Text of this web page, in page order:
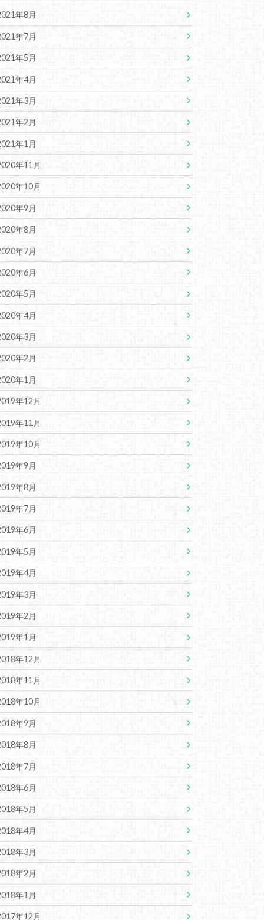
年8月
年7月
年5月
年4月
年3月
年2月
年1月
年11月
年10月
年9月
年8月
年7月
年6月
年5月
年4月
年3月
年2月
年1月
年12月
年11月
年10月
年9月
年8月
年7月
年6月
年5月
年4月
年3月
年2月
年1月
年12月
年11月
年10月
年9月
年8月
年7月
年6月
年5月
年4月
年3月
年2月
年1月
年12月